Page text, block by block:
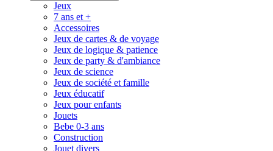
Jeux
7 ans et +
Accessoires
Jeux de cartes & de voyage
Jeux de logique & patience
Jeux de party & d'ambiance
Jeux de science
Jeux de société et famille
Jeux éducatif
Jeux pour enfants
Jouets
Bebe 0-3 ans
Construction
Jouet divers